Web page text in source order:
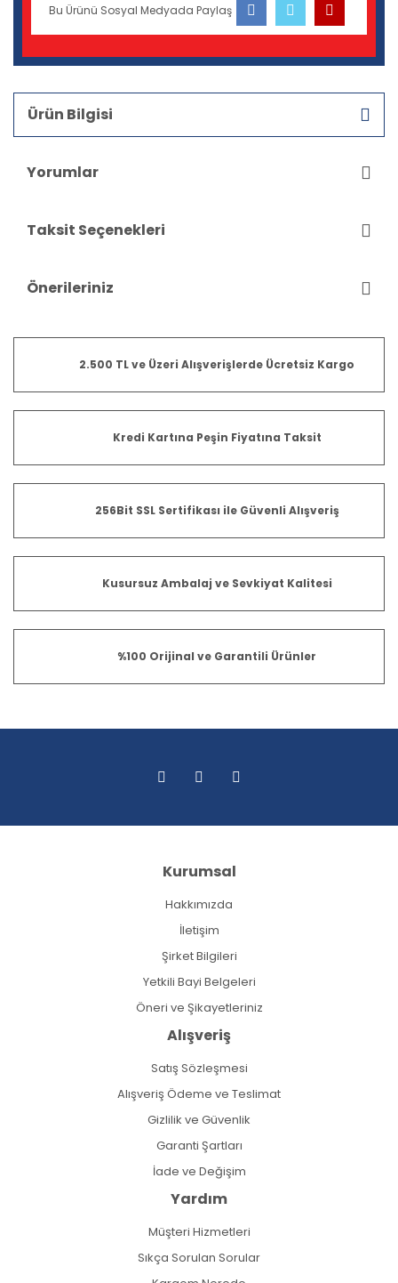
Bu Ürünü Sosyal Medyada Paylaş
Ürün Bilgisi
Yorumlar
Taksit Seçenekleri
Önerileriniz
2.500 TL ve Üzeri Alışverişlerde Ücretsiz Kargo
Kredi Kartına Peşin Fiyatına Taksit
256Bit SSL Sertifikası ile Güvenli Alışveriş
Kusursuz Ambalaj ve Sevkiyat Kalitesi
%100 Orijinal ve Garantili Ürünler
Kurumsal
Hakkımızda
İletişim
Şirket Bilgileri
Yetkili Bayi Belgeleri
Öneri ve Şikayetleriniz
Alışveriş
Satış Sözleşmesi
Alışveriş Ödeme ve Teslimat
Gizlilik ve Güvenlik
Garanti Şartları
İade ve Değişim
Yardım
Müşteri Hizmetleri
Sıkça Sorulan Sorular